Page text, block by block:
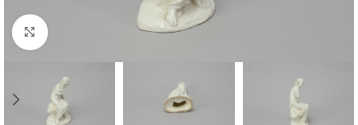
Click to enlarge